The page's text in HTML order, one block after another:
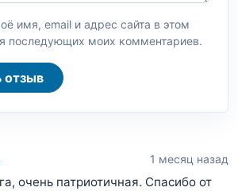
имя, email и адрес сайта в этом
последующих моих комментариев.
Отправить отзыв
1 месяц назад
очень патриотичная. Спасибо от